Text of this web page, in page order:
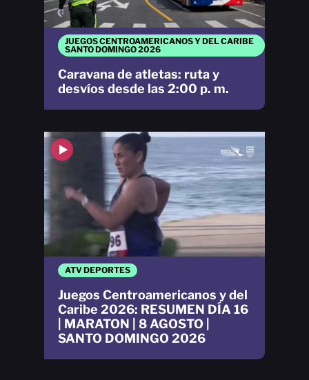
ATV DEPORTES
Juegos Centroamericanos y del
Caribe 2026: RESUMEN DÍA 16
| MARATON | 8 AGOSTO |
SANTO DOMINGO 2026
JUEGOS CENTROAMERICANOS Y DEL CARIBE
SANTO DOMINGO 2026
Caravana de atletas: ruta y
desvíos desde las 2:00 p. m.